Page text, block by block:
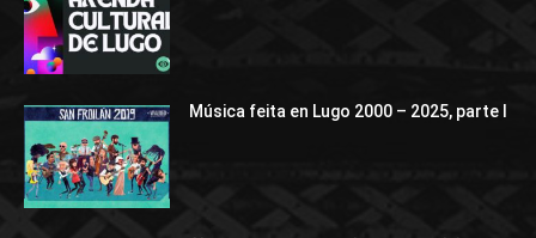
Música feita en Lugo 2000 – 2025, parte I